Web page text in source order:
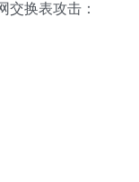
交换表攻击：